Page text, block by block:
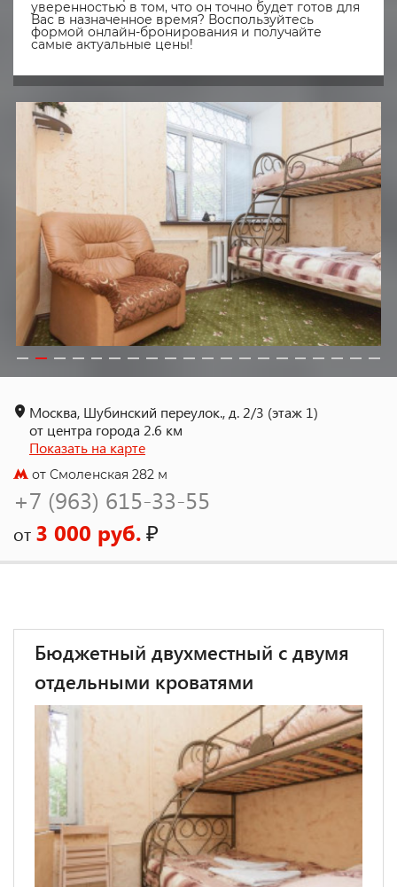
уверенностью в том, что он точно будет готов для
Вас в назначенное время? Воспользуйтесь
формой онлайн-бронирования и получайте
самые актуальные цены!
Москва, Шубинский переулок., д. 2/3 (этаж 1)
от центра города 2.6 км
Показать на карте
от Смоленская 282 м
+7 (963) 615-33-55
от 3 000 руб.₽
Бюджетный двухместный с двумя
отдельными кроватями